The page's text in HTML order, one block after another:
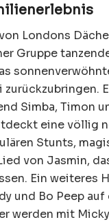
Londons
Gruppe
Simba, Timon
eine völlig
Stunts,
von Jasmin,
Ein weiteres
und Bo Peep auf
werden mit